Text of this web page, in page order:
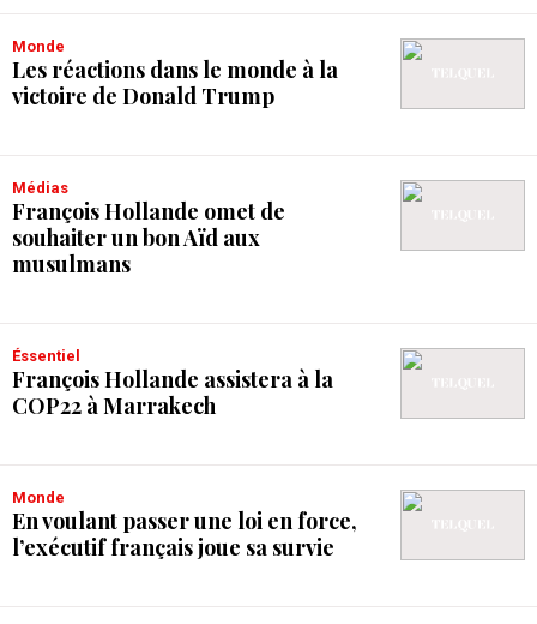
Monde
Les réactions dans le monde à la
victoire de Donald Trump
Médias
François Hollande omet de
souhaiter un bon Aïd aux
musulmans
Éssentiel
François Hollande assistera à la
COP22 à Marrakech
Monde
En voulant passer une loi en force,
l’exécutif français joue sa survie